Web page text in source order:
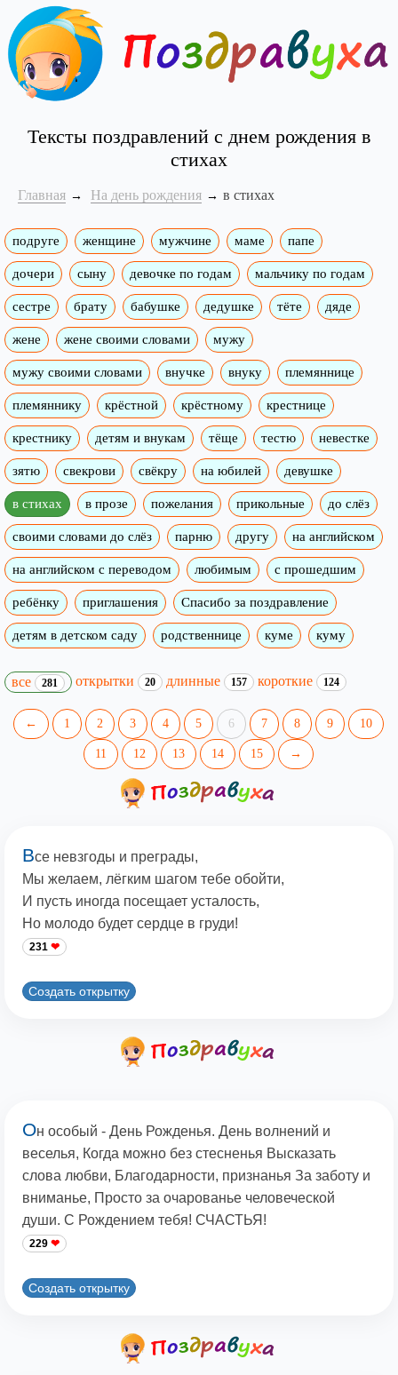
Тексты поздравлений с днем рождения в
стихах
Главная На день рождения в стихах
подруге женщине мужчине маме папе
дочери сыну девочке по годам мальчику по годам
сестре брату бабушке дедушке тёте дяде
жене жене своими словами мужу
мужу своими словами внучке внуку племяннице
племяннику крёстной крёстному крестнице
крестнику детям и внукам тёще тестю невестке
зятю свекрови свёкру на юбилей девушке
в стихах в прозе пожелания прикольные до слёз
своими словами до слёз парню другу на английском
на английском с переводом любимым с прошедшим
ребёнку приглашения Спасибо за поздравление
детям в детском саду родственнице куме куму
все 281 открытки 20 длинные 157 короткие 124
← 1 2 3 4 5 6 7 8 9 10
11 12 13 14 15 →
Все невзгоды и преграды,
Мы желаем, лёгким шагом тебе обойти,
И пусть иногда посещает усталость,
Hо молодо будет сердце в груди!
231
Создать открытку
Он особый - День Рожденья. День волнений и
веселья, Когда можно без стесненья Высказать
слова любви, Благодарности, признанья За заботу и
вниманье, Просто за очарованье человеческой
души. С Рождением тебя! СЧАСТЬЯ!
229
Создать открытку